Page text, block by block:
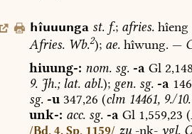
hîuuunga st. f.; afries. hîeng
Afries. Wb.2); ae.hîwung. —
hiuung-: nom.sg. -aGl
9.Jh.;lat. abl.); gen.sg. -a
sg. -u347,26 (clm 14461,9./10.
unk-: acc.sg. -aGl1,559,23 (
/Bd. 4, Sp. 1159/ zu-nk- vgl.